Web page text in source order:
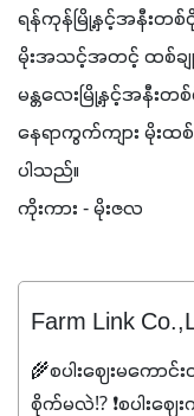
ရန်ကုန်မြို့နှင့်အနီးတ
မိုးအသင့်အတင့် ထစ်ချုန်
မန္တလေးမြို့နှင့်အနီ
နေရာကွက်ကျား မိုးထစ်
ပါသည်။
ကိုးကား - မိုးဇလ
Farm Link
🌾စပါးဈေးမကေ
စိုက်မလဲ⁉️ ❗စပါးဈ